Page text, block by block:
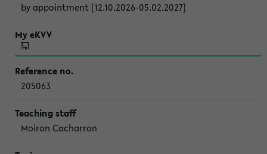
by appointment [12.10.2026-05.02.2027]
205063
Moiron Cacharron